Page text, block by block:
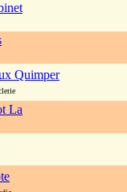
Quimper
La